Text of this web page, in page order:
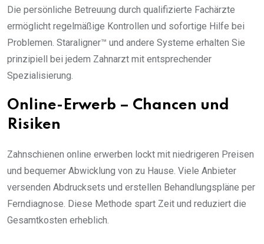
Die persönliche Betreuung durch qualifizierte Fachärzte
ermöglicht regelmäßige Kontrollen und sofortige Hilfe bei
Problemen. Staraligner™ und andere Systeme erhalten Sie
prinzipiell bei jedem Zahnarzt mit entsprechender
Spezialisierung.
Online-Erwerb – Chancen und
Risiken
Zahnschienen online erwerben lockt mit niedrigeren Preisen
und bequemer Abwicklung von zu Hause. Viele Anbieter
versenden Abdrucksets und erstellen Behandlungspläne per
Ferndiagnose. Diese Methode spart Zeit und reduziert die
Gesamtkosten erheblich.